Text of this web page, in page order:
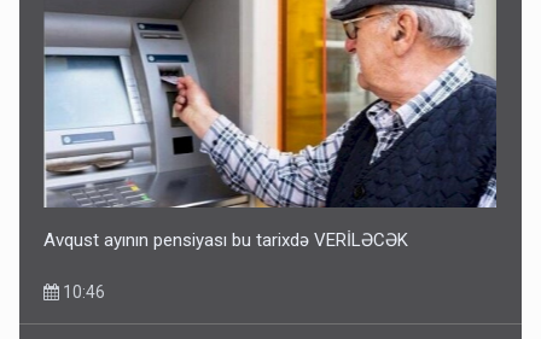
Avqust ayının pensiyası bu tarixdə VERİLƏCƏK
10:46